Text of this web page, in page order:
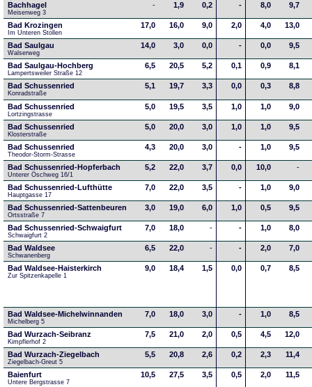
Bachhagel
Meisenweg 3
- 1,9 0,2 - 8,0 9,7
Bad Krozingen
Im Unteren Stollen
17,0 16,0 9,0 2,0 4,0 13,0
Bad Saulgau
Walserweg
14,0 3,0 0,0 - 0,0 9,5
Bad Saulgau-Hochberg
Lampertsweiler Straße 12
6,5 20,5 5,2 0,1 0,9 8,1
Bad Schussenried
Konradstraße
5,1 19,7 3,3 0,0 0,3 8,8
Bad Schussenried
Lortzingstrasse
5,0 19,5 3,5 1,0 1,0 9,0
Bad Schussenried
Klosterstraße
5,0 20,0 3,0 1,0 1,0 9,5
Bad Schussenried
Theodor-Storm-Strasse
4,3 20,0 3,0 - 1,0 9,5
Bad Schussenried-Hopferbach
Unterer Öschweg 16/1
5,2 22,0 3,7 0,0 10,0 -
Bad Schussenried-Lufthütte
Hauptgasse 17
7,0 22,0 3,5 - 1,0 9,0
Bad Schussenried-Sattenbeuren
Ortsstraße 7
3,0 19,0 6,0 1,0 0,5 9,5
Bad Schussenried-Schwaigfurt
Schwaigfurt 2
7,0 18,0 - - 1,0 8,0
Bad Waldsee
Schwanenberg
6,5 22,0 - - 2,0 7,0
Bad Waldsee-Haisterkirch
Zur Spitzenkapelle 1
9,0 18,4 1,5 0,0 0,7 8,5
Bad Waldsee-Michelwinnanden
Michelberg 5
7,0 18,0 3,0 - 1,0 8,5
Bad Wurzach-Seibranz
Kimpflerhof 2
7,5 21,0 2,0 0,5 4,5 12,0
Bad Wurzach-Ziegelbach
Ziegelbach-Greut 5
5,5 20,8 2,6 0,2 2,3 11,4
Baienfurt
Untere Bergstrasse 7
10,5 27,5 3,5 0,5 2,0 11,5